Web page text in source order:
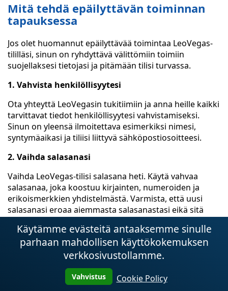
Mitä tehdä epäilyttävän toiminnan
tapauksessa
Jos olet huomannut epäilyttävää toimintaa LeoVegas-
tililläsi, sinun on ryhdyttävä välittömiin toimiin
suojellaksesi tietojasi ja pitämään tilisi turvassa.
1. Vahvista henkilöllisyytesi
Ota yhteyttä LeoVegasin tukitiimiin ja anna heille kaikki
tarvittavat tiedot henkilöllisyytesi vahvistamiseksi.
Sinun on yleensä ilmoitettava esimerkiksi nimesi,
syntymäaikasi ja tiliisi liittyvä sähköpostiosoitteesi.
2. Vaihda salasanasi
Vaihda LeoVegas-tilisi salasana heti. Käytä vahvaa
salasanaa, joka koostuu kirjainten, numeroiden ja
erikoismerkkien yhdistelmästä. Varmista, että uusi
salasanasi eroaa aiemmasta salasanastasi eikä sitä
3. Aseta muita turvatoimia
On suositeltavaa ottaa kaksitekijätodennus käyttöön
LeoVegas-tilillesi. Tämä lisää lisäturvaa vaatimalla, että
sinun on annettava lisäkoodi tai käytettävä
Käytämme evästeitä antaaksemme sinulle
parhaan mahdollisen käyttökokemuksen
verkkosivustollamme.
Vahvistus Cookie Policy